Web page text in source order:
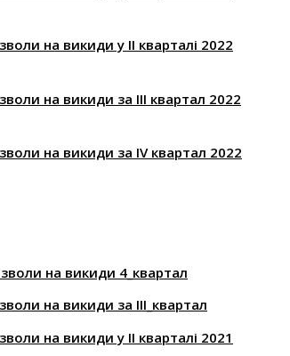
на викиди у ІІ кварталі 2022
на викиди за ІІІ квартал 2022
на викиди за ІV квартал 2022
на викиди 4_квартал
на викиди за ІІІ_квартал
на викиди у ІІ кварталі 2021